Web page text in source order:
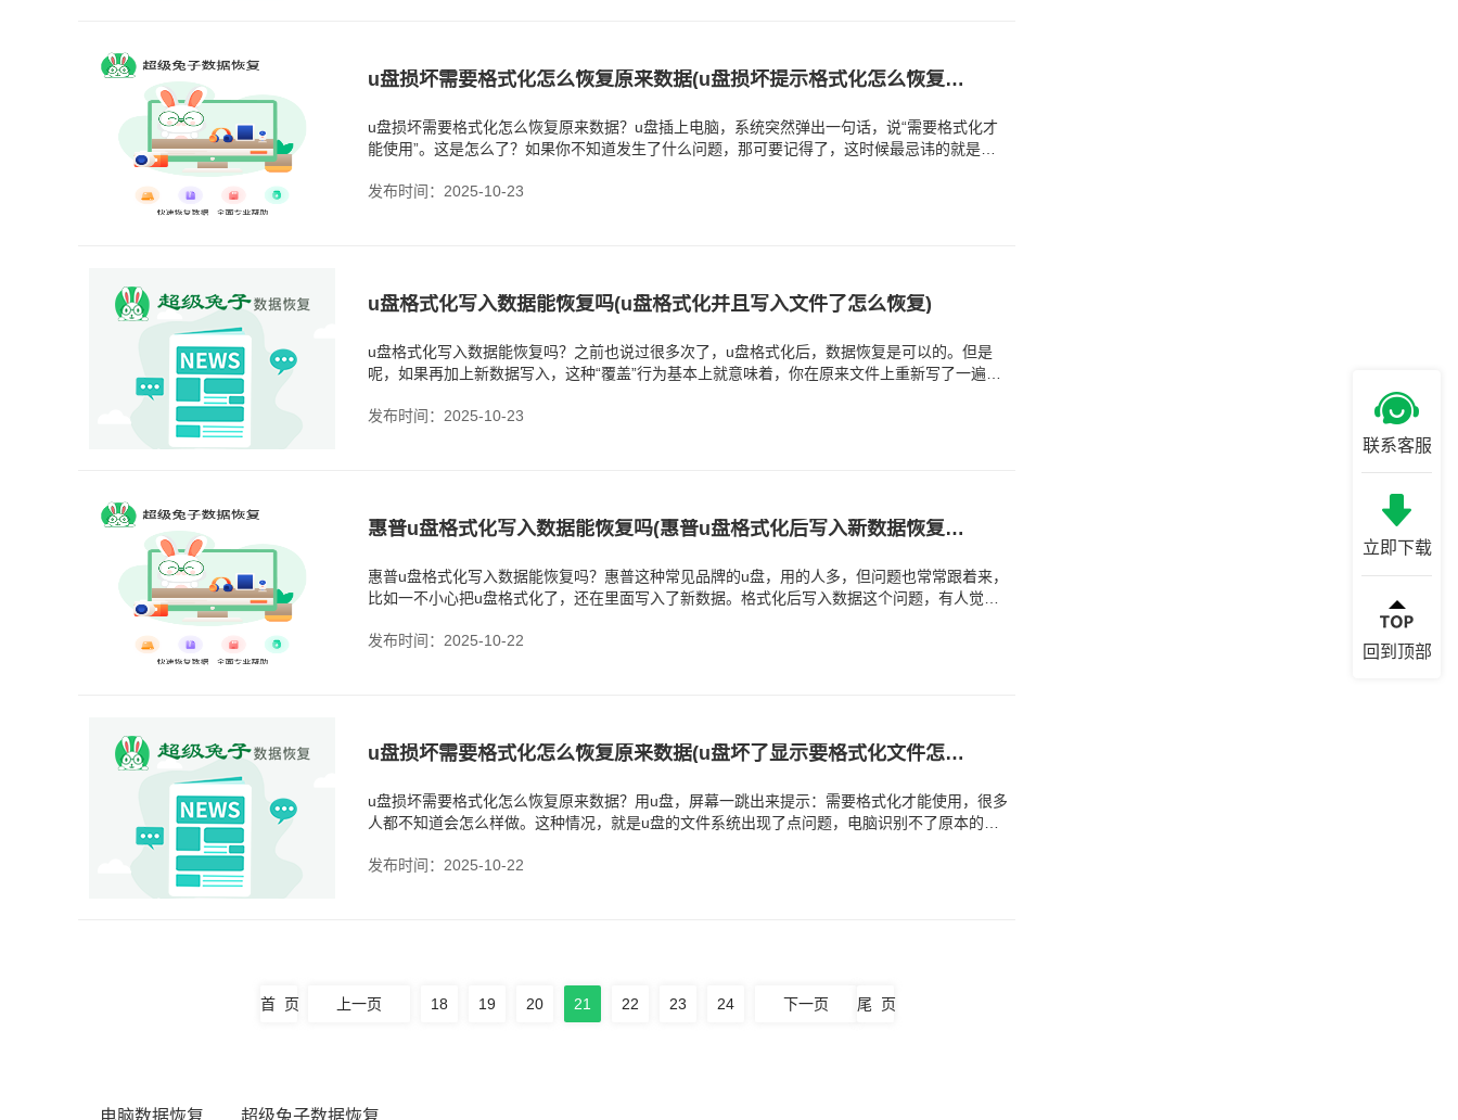
u盘损坏需要格式化怎么恢复原来数据(u盘损坏提示格式化怎么恢复数据)
u盘损坏需要格式化怎么恢复原来数据？u盘插上电脑，系统突然弹出一句话，说“需要格式化才
能使用”。这是怎么了？如果你不知道发生了什么问题，那可要记得了，这时候最忌讳的就是格
发布时间：2025-10-23
u盘格式化写入数据能恢复吗(u盘格式化并且写入文件了怎么恢复)
u盘格式化写入数据能恢复吗？之前也说过很多次了，u盘格式化后，数据恢复是可以的。但是
呢，如果再加上新数据写入，这种“覆盖”行为基本上就意味着，你在原来文件上重新写了一遍。
发布时间：2025-10-23
惠普u盘格式化写入数据能恢复吗(惠普u盘格式化后写入新数据恢复方法)
惠普u盘格式化写入数据能恢复吗？惠普这种常见品牌的u盘，用的人多，但问题也常常跟着来，
比如一不小心把u盘格式化了，还在里面写入了新数据。格式化后写入数据这个问题，有人觉得
发布时间：2025-10-22
u盘损坏需要格式化怎么恢复原来数据(u盘坏了显示要格式化文件怎么找回)
u盘损坏需要格式化怎么恢复原来数据？用u盘，屏幕一跳出来提示：需要格式化才能使用，很多
人都不知道会怎么样做。这种情况，就是u盘的文件系统出现了点问题，电脑识别不了原本的目
发布时间：2025-10-22
首 页 上一页 18 19 20 21 22 23 24 下一页 尾 页
电脑数据恢复 超级兔子数据恢复
联系客服
立即下载
回到顶部